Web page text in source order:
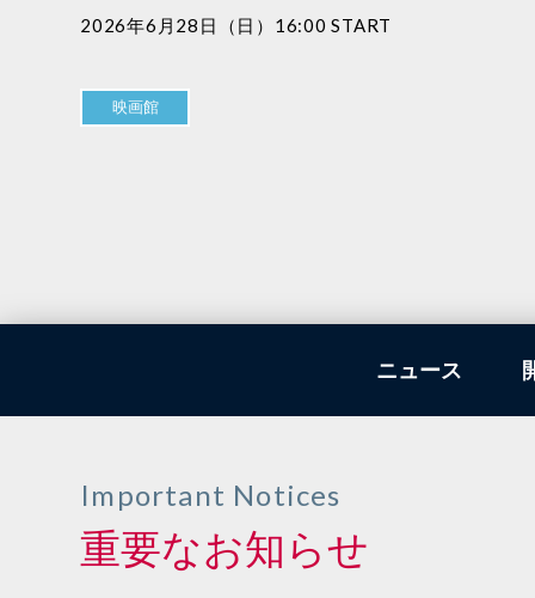
2026年6月28日（日）16:00 START
映画館
ニュース
Important Notices
重要なお知らせ